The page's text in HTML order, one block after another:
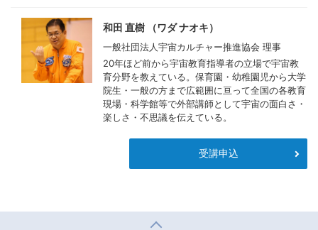
和田 直樹 （ワダ ナオキ）
一般社団法人宇宙カルチャー推進協会 理事
20年ほど前から宇宙教育指導者の立場で宇宙教
育分野を教えている。保育園・幼稚園児から大学
院生・一般の方まで広範囲に亘って全国の各教育
現場・科学館等で外部講師として宇宙の面白さ・
楽しさ・不思議を伝えている。
受講申込